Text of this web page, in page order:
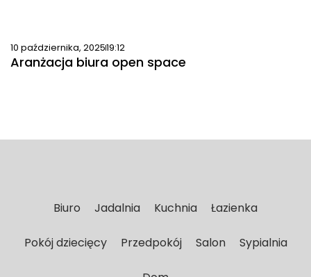
10 października, 202519:12
Aranżacja biura open space
Biuro Jadalnia Kuchnia Łazienka
Pokój dziecięcy Przedpokój Salon Sypialnia